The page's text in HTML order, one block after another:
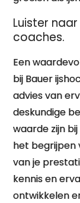
Luister
coaches.
Een
bij Bauer
advies van
deskundige
waarde zijn
het begrijpen
van je
kennis en
ontwikkelen